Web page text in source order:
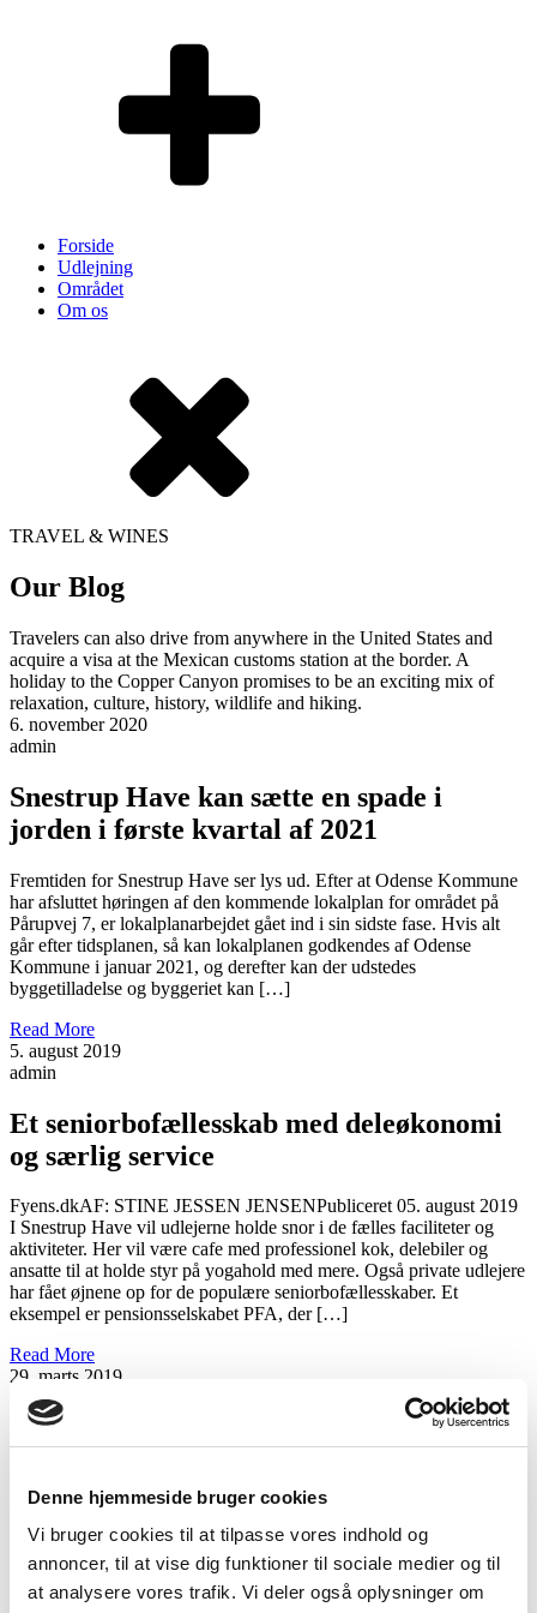
Denne hjemmeside bruger cookies
Vi bruger cookies til at tilpasse vores indhold og
annoncer, til at vise dig funktioner til sociale medier og til
at analysere vores trafik. Vi deler også oplysninger om
Forside
Udlejning
Området
Om os
TRAVEL & WINES
Our Blog
Travelers can also drive from anywhere in the United States and
acquire a visa at the Mexican customs station at the border. A
holiday to the Copper Canyon promises to be an exciting mix of
relaxation, culture, history, wildlife and hiking.
6. november 2020
admin
Snestrup Have kan sætte en spade i
jorden i første kvartal af 2021
Fremtiden for Snestrup Have ser lys ud. Efter at Odense Kommune
har afsluttet høringen af den kommende lokalplan for området på
Pårupvej 7, er lokalplanarbejdet gået ind i sin sidste fase. Hvis alt
går efter tidsplanen, så kan lokalplanen godkendes af Odense
Kommune i januar 2021, og derefter kan der udstedes
byggetilladelse og byggeriet kan […]
Read More
5. august 2019
admin
Et seniorbofællesskab med deleøkonomi
og særlig service
Fyens.dkAF: STINE JESSEN JENSENPubliceret 05. august 2019 ​
I Snestrup Have vil udlejerne holde snor i de fælles faciliteter og
aktiviteter. Her vil være cafe med professionel kok, delebiler og
ansatte til at holde styr på yogahold med mere. Også private udlejere
har fået øjnene op for de populære seniorbofællesskaber. Et
eksempel er pensionsselskabet PFA, der […]
Read More
29. marts 2019
admin
Møde med kommunen
Vi har i denne uge fået tilsagn fra Odense kommune om at opgaven
haft et positivt indtryk af samarbejdet med kommunen og ser frem til
det næste års tid, hvor arbejdet med lokalplanen løber af stablen.
Visionen for Snestrup Have går fint i spænd […]